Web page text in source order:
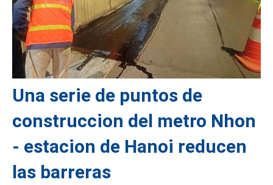
Una serie de puntos de
construccion del metro Nhon
- estacion de Hanoi reducen
las barreras